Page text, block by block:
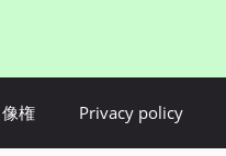
権 Privacy policy